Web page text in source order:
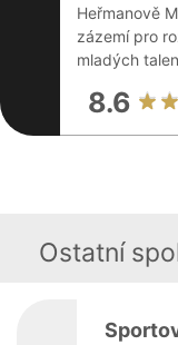
Heřmanově
zázemí pro
mladých
8.6
Ostatní